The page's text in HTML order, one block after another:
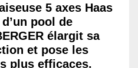
5 axes Haas
pool de
élargit sa
et pose les
plus efficaces.